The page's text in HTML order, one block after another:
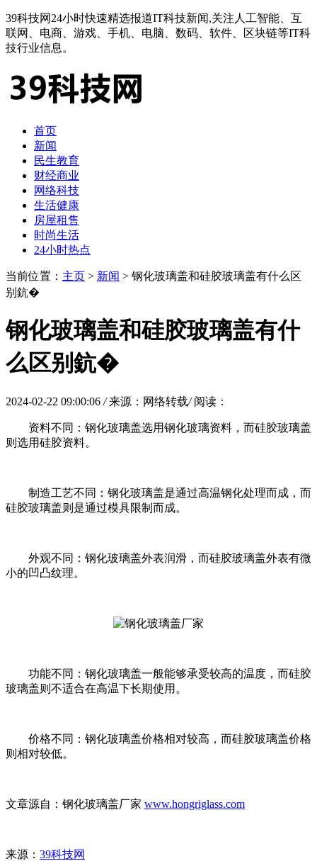
39科技网24小时快速精选报道IT科技新闻,关注人工智能、互
联网、电商、游戏、手机、电脑、数码、软件、区块链等IT科
技行业信息。
首页
新闻
民生教育
财经商业
网络科技
生活健康
房屋租售
时尚生活
24小时热点
当前位置： 主页 > 新闻 > 钢化玻璃盖和硅胶玻璃盖有什么区
别鈧�
钢化玻璃盖和硅胶玻璃盖有什
么区别鈧�
2024-02-22 09:00:06 / 来源：网络转载/ 阅读：
资料不同：钢化玻璃盖选用钢化玻璃资料，而硅胶玻璃盖
则选用硅胶资料。
制造工艺不同：钢化玻璃盖是通过高温钢化处理而成，而
硅胶玻璃盖则是通过模具限制而成。
外观不同：钢化玻璃盖外表润滑，而硅胶玻璃盖外表有微
小的凹凸纹理。
功能不同：钢化玻璃盖一般能够承受较高的温度，而硅胶
玻璃盖则不适合在高温下长期使用。
价格不同：钢化玻璃盖价格相对较高，而硅胶玻璃盖价格
则相对较低。
文章源自：钢化玻璃盖厂家 www.hongriglass.com
来源： 39科技网